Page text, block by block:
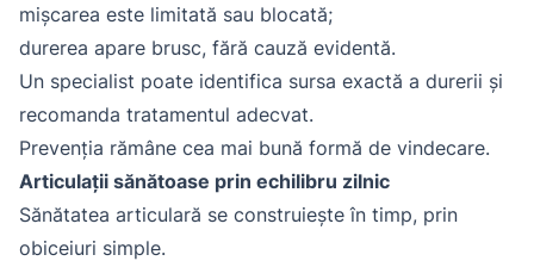
mișcarea este limitată sau blocată;
durerea apare brusc, fără cauză evidentă.
Un specialist poate identifica sursa exactă a durerii și
recomanda tratamentul adecvat.
Prevenția rămâne cea mai bună formă de vindecare.
Articulații sănătoase prin echilibru zilnic
Sănătatea articulară se construiește în timp, prin
obiceiuri simple.